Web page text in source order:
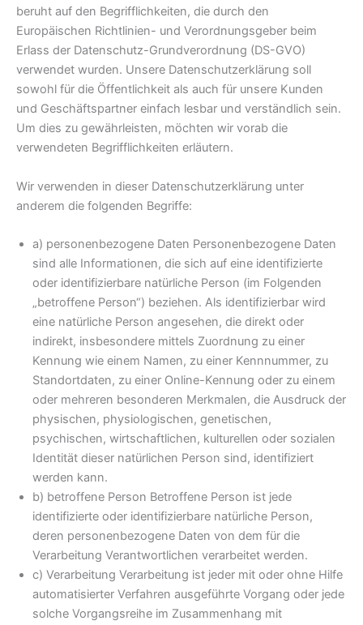
beruht auf den Begrifflichkeiten, die durch den
Europäischen Richtlinien- und Verordnungsgeber beim
Erlass der Datenschutz-Grundverordnung (DS-GVO)
verwendet wurden. Unsere Datenschutzerklärung soll
sowohl für die Öffentlichkeit als auch für unsere Kunden
und Geschäftspartner einfach lesbar und verständlich sein.
Um dies zu gewährleisten, möchten wir vorab die
verwendeten Begrifflichkeiten erläutern.
Wir verwenden in dieser Datenschutzerklärung unter
anderem die folgenden Begriffe:
a) personenbezogene Daten Personenbezogene Daten
sind alle Informationen, die sich auf eine identifizierte
oder identifizierbare natürliche Person (im Folgenden
„betroffene Person“) beziehen. Als identifizierbar wird
eine natürliche Person angesehen, die direkt oder
indirekt, insbesondere mittels Zuordnung zu einer
Kennung wie einem Namen, zu einer Kennnummer, zu
Standortdaten, zu einer Online-Kennung oder zu einem
oder mehreren besonderen Merkmalen, die Ausdruck der
physischen, physiologischen, genetischen,
psychischen, wirtschaftlichen, kulturellen oder sozialen
Identität dieser natürlichen Person sind, identifiziert
werden kann.
b) betroffene Person Betroffene Person ist jede
identifizierte oder identifizierbare natürliche Person,
deren personenbezogene Daten von dem für die
Verarbeitung Verantwortlichen verarbeitet werden.
c) Verarbeitung Verarbeitung ist jeder mit oder ohne Hilfe
automatisierter Verfahren ausgeführte Vorgang oder jede
solche Vorgangsreihe im Zusammenhang mit